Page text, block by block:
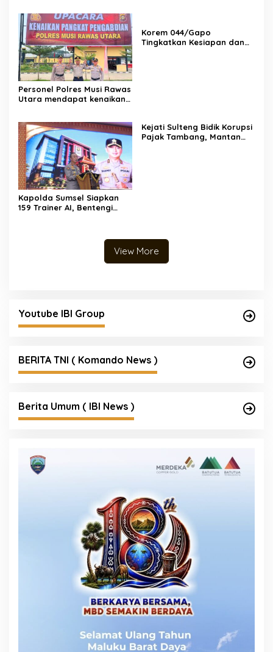
Kondusif
Personel Polres Musi Rawas
Utara mendapat kenaikan
kini berpangkat Kompol,
naik setingkat dari AKBP.
Korem 044/Gapo
Tingkatkan Kesiapan dan
Kapolda Sumsel Siapkan
159 Trainer AI, Bentengi
Kejati Sulteng Bidik Korupsi
Pajak Tambang, Mantan
View More
Youtube IBI Group
BERITA TNI ( Komando News )
Berita Umum ( IBI News )